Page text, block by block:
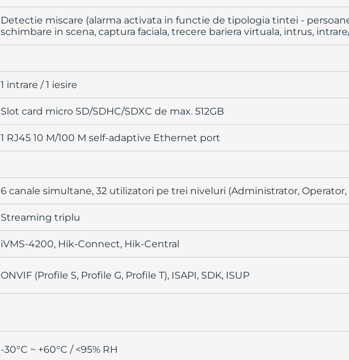
Detectie miscare (alarma activata in functie de tipologia tintei -
schimbare in scena, captura faciala, trecere bariera virtuala, intrus,
1 intrare / 1 iesire
Slot card micro SD/SDHC/SDXC de max. 512GB
1 RJ45 10 M/100 M self-adaptive Ethernet port
6 canale simultane, 32 utilizatori pe trei niveluri (Administrator, Operator,
Streaming triplu
iVMS-4200, Hik-Connect, Hik-Central
ONVIF (Profile S, Profile G, Profile T), ISAPI, SDK, ISUP
-30°C ~ +60°C / <95% RH